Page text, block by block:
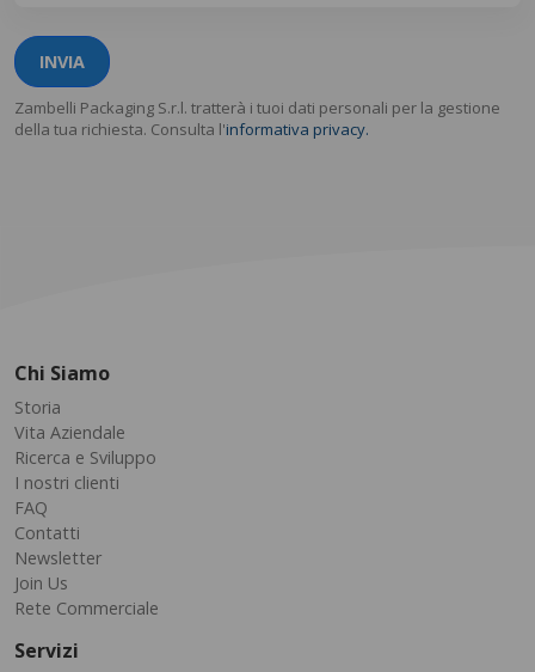
INVIA
Zambelli Packaging S.r.l. tratterà i tuoi dati personali per la gestione
della tua richiesta. Consulta l'informativa privacy.
Chi Siamo
Storia
Vita Aziendale
Ricerca e Sviluppo
I nostri clienti
FAQ
Contatti
Newsletter
Join Us
Rete Commerciale
Servizi